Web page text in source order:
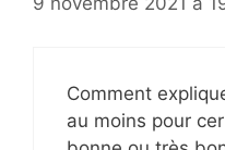
Comment
au moins pour